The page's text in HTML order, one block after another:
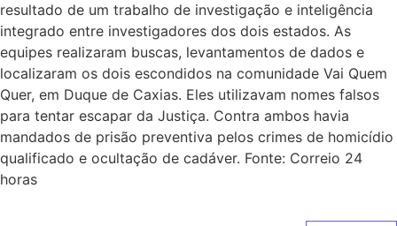
resultado de um trabalho de investigação e inteligência
integrado entre investigadores dos dois estados. As
equipes realizaram buscas, levantamentos de dados e
localizaram os dois escondidos na comunidade Vai Quem
Quer, em Duque de Caxias. Eles utilizavam nomes falsos
para tentar escapar da Justiça. Contra ambos havia
mandados de prisão preventiva pelos crimes de homicídio
qualificado e ocultação de cadáver. Fonte: Correio 24
horas